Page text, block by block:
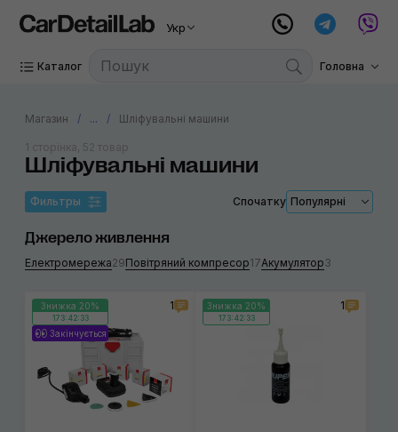
Укр
Каталог Головна
Магазин ... Шліфувальні машини
Шліфувальні машини
1 сторінка, 52 товар
Фильтры Спочатку Популярні
Джерело живлення
Електромережа29Повітряний компресор17Акумулятор3
Знижка 20%
173:42:32
Закінчується
1 Знижка 20%
173:42:32
1